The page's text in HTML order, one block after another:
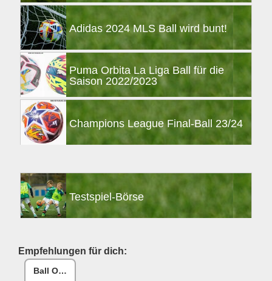
Adidas 2024 MLS Ball wird bunt!
Puma Orbita La Liga Ball für die
Saison 2022/2023
Champions League Final-Ball 23/24
Testspiel-Börse
Empfehlungen für dich:
Ball One Reparaturset